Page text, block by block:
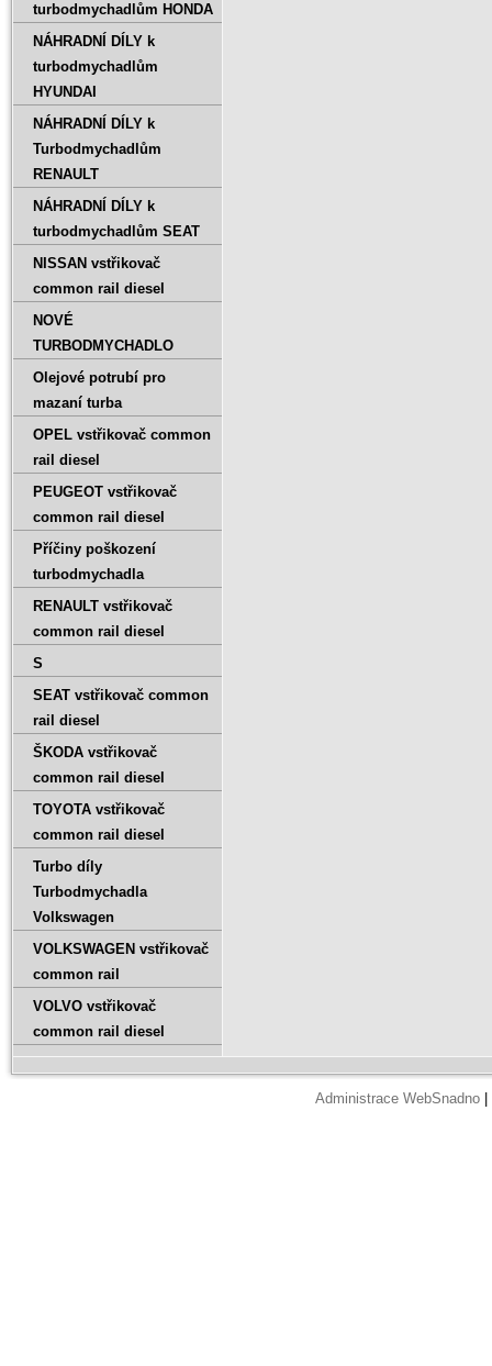
turbodmychadlům HONDA
NÁHRADNÍ DÍLY k
turbodmychadlům
HYUNDAI
NÁHRADNÍ DÍLY k
Turbodmychadlům
RENAULT
NÁHRADNÍ DÍLY k
turbodmychadlům SEAT
NISSAN vstřikovač
common rail diesel
NOVÉ
TURBODMYCHADLO
Olejové potrubí pro
mazaní turba
OPEL vstřikovač common
rail diesel
PEUGEOT vstřikovač
common rail diesel
Příčiny poškození
turbodmychadla
RENAULT vstřikovač
common rail diesel
S
SEAT vstřikovač common
rail diesel
ŠKODA vstřikovač
common rail diesel
TOYOTA vstřikovač
common rail diesel
Turbo díly
Turbodmychadla
Volkswagen
VOLKSWAGEN vstřikovač
common rail
VOLVO vstřikovač
common rail diesel
Administrace WebSnadno|